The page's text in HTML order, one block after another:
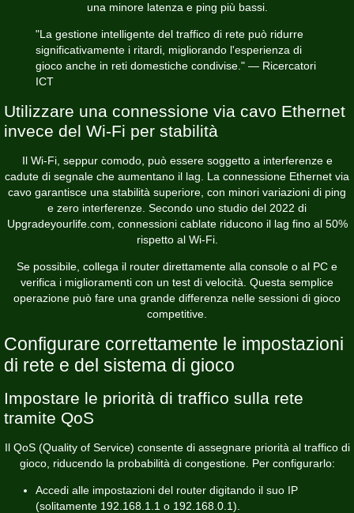
una minore latenza e ping più bassi.
"La gestione intelligente del traffico di rete può ridurre
significativamente i ritardi, migliorando l'esperienza di
gioco anche in reti domestiche condivise." — Ricercatori
ICT
Utilizzare una connessione via cavo Ethernet
invece del Wi-Fi per stabilità
Il Wi-Fi, seppur comodo, può essere soggetto a interferenze e
cadute di segnale che aumentano il lag. La connessione Ethernet via
cavo garantisce una stabilità superiore, con minori variazioni di ping
e zero interferenze. Secondo uno studio del 2022 di
Upgradeyourlife.com, connessioni cablate riducono il lag fino al 50%
rispetto al Wi-Fi.
Se possibile, collega il router direttamente alla console o al PC e
verifica i miglioramenti con un test di velocità. Questa semplice
operazione può fare una grande differenza nelle sessioni di gioco
competitive.
Configurare correttamente le impostazioni
di rete e del sistema di gioco
Impostare le priorità di traffico sulla rete
tramite QoS
Il QoS (Quality of Service) consente di assegnare priorità al traffico di
gioco, riducendo la probabilità di congestione. Per configurarlo:
Accedi alle impostazioni del router digitando il suo IP
(solitamente 192.168.1.1 o 192.168.0.1).